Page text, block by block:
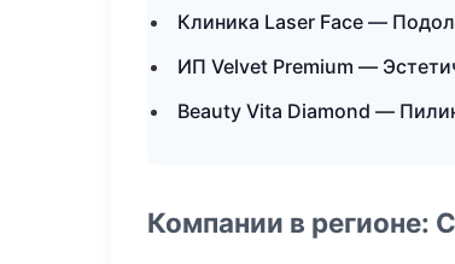
Клиника Laser Face —
ИП Velvet Premium —
Beauty Vita Diamond —
Компании в регионе: